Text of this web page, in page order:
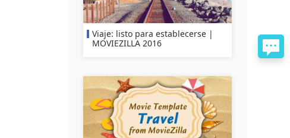
Viaje: listo para establecerse |
MOVIEZILLA 2016